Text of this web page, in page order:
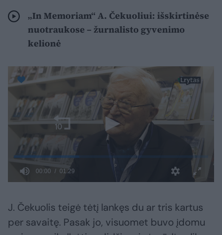
„In Memoriam“ A. Čekuoliui: išskirtinėse
nuotraukose – žurnalisto gyvenimo
kelionė
J. Čekuolis teigė tėtį lankęs du ar tris kartus
per savaitę. Pasak jo, visuomet buvo įdomu